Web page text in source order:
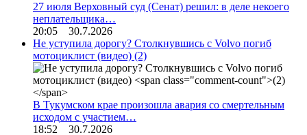
27 июля Верховный суд (Сенат) решил: в деле некоего
неплательщика…
20:05 30.7.2026
Не уступила дорогу? Столкнувшись с Volvo погиб
мотоциклист (видео) (2)
В Тукумском крае произошла авария со смертельным
исходом с участием…
18:52 30.7.2026